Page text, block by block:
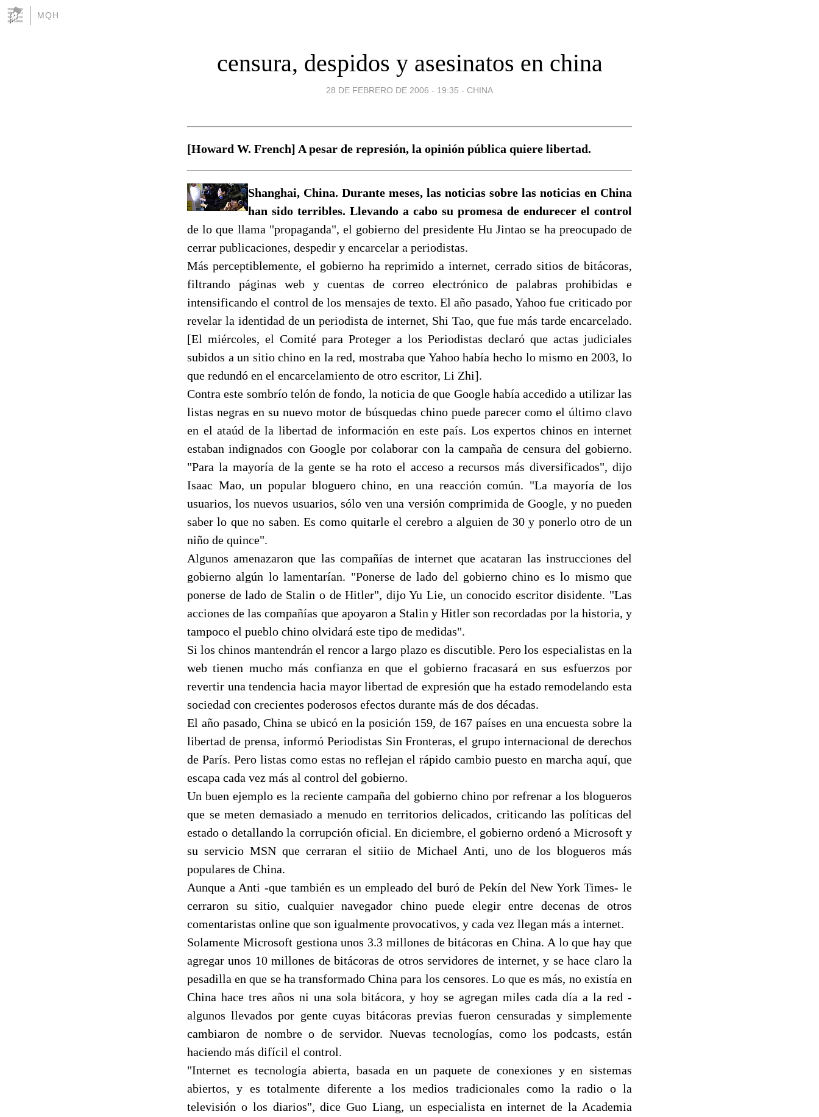
MQH
censura, despidos y asesinatos en china
28 DE FEBRERO DE 2006 - 19:35 - CHINA
[Howard W. French] A pesar de represión, la opinión pública quiere libertad.
Shanghai, China. Durante meses, las noticias sobre las noticias en China
han sido terribles. Llevando a cabo su promesa de endurecer el control
de lo que llama "propaganda", el gobierno del presidente Hu Jintao se ha preocupado de
cerrar publicaciones, despedir y encarcelar a periodistas.
Más perceptiblemente, el gobierno ha reprimido a internet, cerrado sitios de bitácoras,
filtrando páginas web y cuentas de correo electrónico de palabras prohibidas e
intensificando el control de los mensajes de texto. El año pasado, Yahoo fue criticado por
revelar la identidad de un periodista de internet, Shi Tao, que fue más tarde encarcelado.
[El miércoles, el Comité para Proteger a los Periodistas declaró que actas judiciales
subidos a un sitio chino en la red, mostraba que Yahoo había hecho lo mismo en 2003, lo
que redundó en el encarcelamiento de otro escritor, Li Zhi].
Contra este sombrío telón de fondo, la noticia de que Google había accedido a utilizar las
listas negras en su nuevo motor de búsquedas chino puede parecer como el último clavo
en el ataúd de la libertad de información en este país. Los expertos chinos en internet
estaban indignados con Google por colaborar con la campaña de censura del gobierno.
"Para la mayoría de la gente se ha roto el acceso a recursos más diversificados", dijo
Isaac Mao, un popular bloguero chino, en una reacción común. "La mayoría de los
usuarios, los nuevos usuarios, sólo ven una versión comprimida de Google, y no pueden
saber lo que no saben. Es como quitarle el cerebro a alguien de 30 y ponerlo otro de un
niño de quince".
Algunos amenazaron que las compañías de internet que acataran las instrucciones del
gobierno algún lo lamentarían. "Ponerse de lado del gobierno chino es lo mismo que
ponerse de lado de Stalin o de Hitler", dijo Yu Lie, un conocido escritor disidente. "Las
acciones de las compañías que apoyaron a Stalin y Hitler son recordadas por la historia, y
tampoco el pueblo chino olvidará este tipo de medidas".
Si los chinos mantendrán el rencor a largo plazo es discutible. Pero los especialistas en la
web tienen mucho más confianza en que el gobierno fracasará en sus esfuerzos por
revertir una tendencia hacia mayor libertad de expresión que ha estado remodelando esta
sociedad con crecientes poderosos efectos durante más de dos décadas.
El año pasado, China se ubicó en la posición 159, de 167 países en una encuesta sobre la
libertad de prensa, informó Periodistas Sin Fronteras, el grupo internacional de derechos
de París. Pero listas como estas no reflejan el rápido cambio puesto en marcha aquí, que
escapa cada vez más al control del gobierno.
Un buen ejemplo es la reciente campaña del gobierno chino por refrenar a los blogueros
que se meten demasiado a menudo en territorios delicados, criticando las políticas del
estado o detallando la corrupción oficial. En diciembre, el gobierno ordenó a Microsoft y
su servicio MSN que cerraran el sitiio de Michael Anti, uno de los blogueros más
populares de China.
Aunque a Anti -que también es un empleado del buró de Pekín del New York Times- le
cerraron su sitio, cualquier navegador chino puede elegir entre decenas de otros
comentaristas online que son igualmente provocativos, y cada vez llegan más a internet.
Solamente Microsoft gestiona unos 3.3 millones de bitácoras en China. A lo que hay que
agregar unos 10 millones de bitácoras de otros servidores de internet, y se hace claro la
pesadilla en que se ha transformado China para los censores. Lo que es más, no existía en
China hace tres años ni una sola bitácora, y hoy se agregan miles cada día a la red -
algunos llevados por gente cuyas bitácoras previas fueron censuradas y simplemente
cambiaron de nombre o de servidor. Nuevas tecnologías, como los podcasts, están
haciendo más difícil el control.
"Internet es tecnología abierta, basada en un paquete de conexiones y en sistemas
abiertos, y es totalmente diferente a los medios tradicionales como la radio o la
televisión o los diarios", dice Guo Liang, un especialista en internet de la Academia